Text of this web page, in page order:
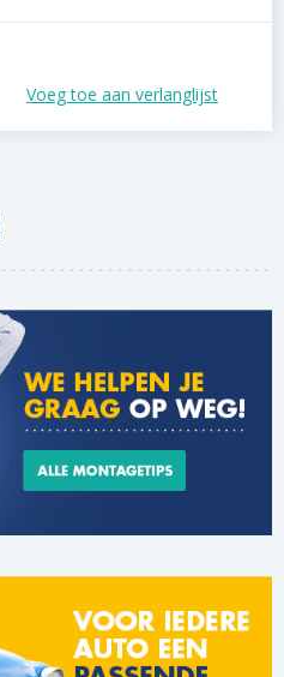
Voeg toe aan verlanglijst